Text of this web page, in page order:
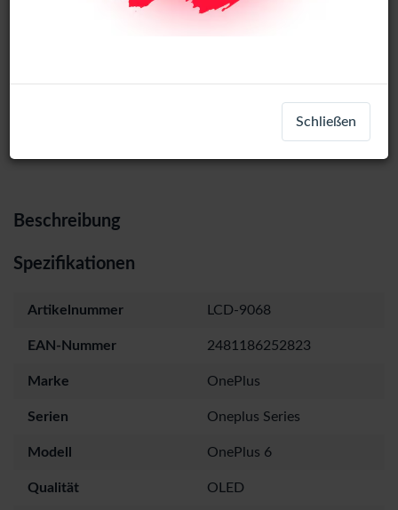
Beschreibung
Spezifikationen
Artikelnummer LCD-9068
EAN-Nummer 2481186252823
Marke OnePlus
Serien Oneplus Series
Modell OnePlus 6
Qualität OLED
Schließen